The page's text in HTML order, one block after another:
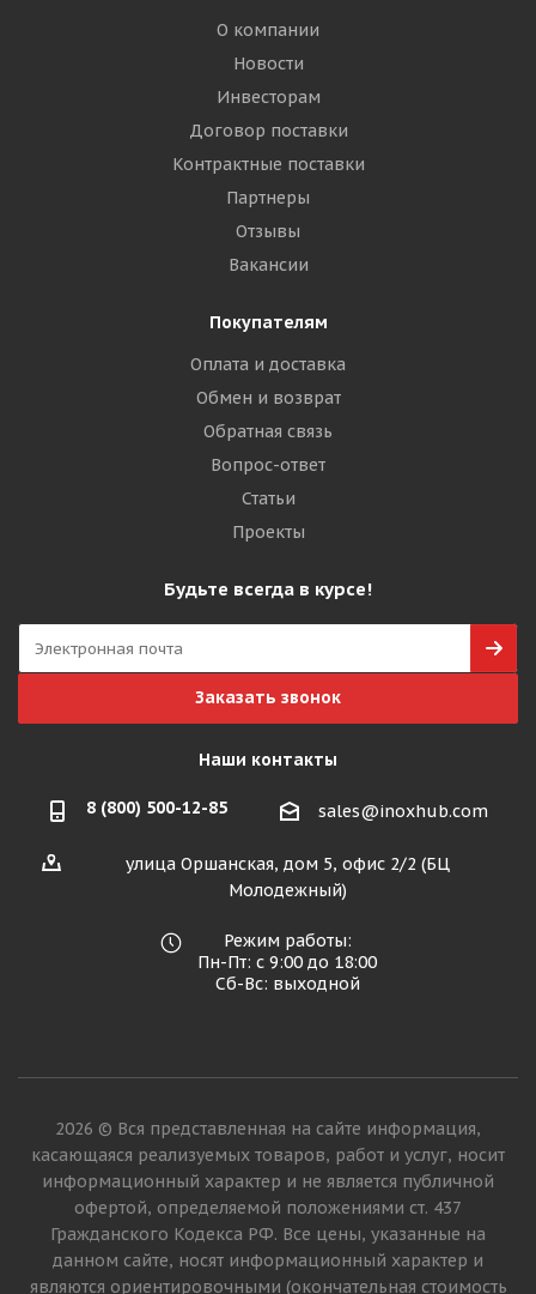
О компании
Новости
Инвесторам
Договор поставки
Контрактные поставки
Партнеры
Отзывы
Вакансии
Покупателям
Оплата и доставка
Обмен и возврат
Обратная связь
Вопрос-ответ
Статьи
Проекты
Будьте всегда в курсе!
Заказать звонок
Наши контакты
8 (800) 500-12-85 sales@inoxhub.com
улица Оршанская, дом 5, офис 2/2 (БЦ
Молодежный)
Режим работы:
Пн-Пт: с 9:00 до 18:00
Сб-Вс: выходной
2026 © Вся представленная на сайте информация,
касающаяся реализуемых товаров, работ и услуг, носит
информационный характер и не является публичной
офертой, определяемой положениями ст. 437
Гражданского Кодекса РФ. Все цены, указанные на
данном сайте, носят информационный характер и
являются ориентировочными (окончательная стоимость